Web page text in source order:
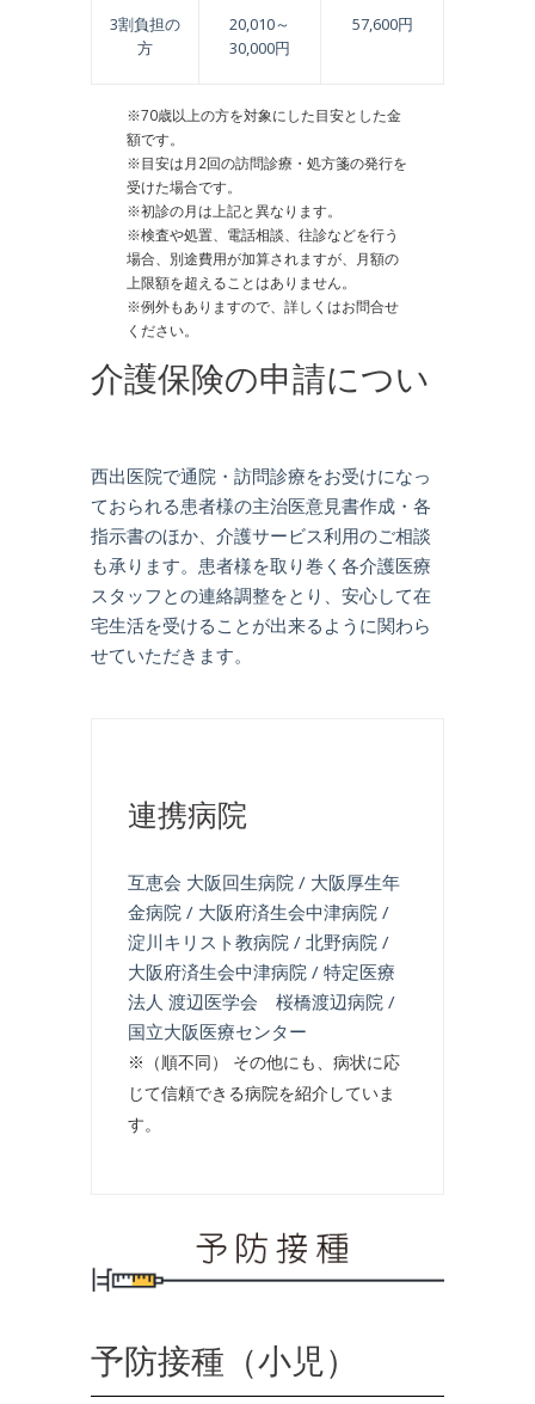
3割負担の
方
20,010～
30,000円
57,600円
※70歳以上の方を対象にした目安とした金
額です。
※目安は月2回の訪問診療・処方箋の発行を
受けた場合です。
※初診の月は上記と異なります。
※検査や処置、電話相談、往診などを行う
場合、別途費用が加算されますが、月額の
上限額を超えることはありません。
※例外もありますので、詳しくはお問合せ
ください。
介護保険の申請につい
西出医院で通院・訪問診療をお受けになっ
ておられる患者様の主治医意見書作成・各
指示書のほか、介護サービス利用のご相談
も承ります。患者様を取り巻く各介護医療
スタッフとの連絡調整をとり、安心して在
宅生活を受けることが出来るように関わら
せていただきます。
連携病院
互恵会 大阪回生病院 / 大阪厚生年
金病院 / 大阪府済生会中津病院 /
淀川キリスト教病院 / 北野病院 /
大阪府済生会中津病院 / 特定医療
法人 渡辺医学会 桜橋渡辺病院 /
国立大阪医療センター
※（順不同） その他にも、病状に応
じて信頼できる病院を紹介していま
す。
予防接種（小児）